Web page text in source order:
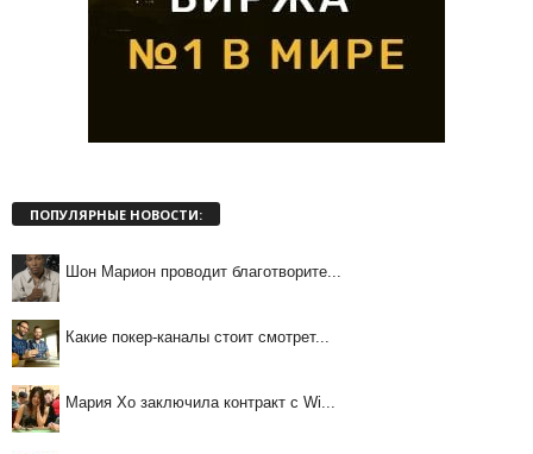
ПОПУЛЯРНЫЕ НОВОСТИ:
Шон Марион проводит благотворите...
Какие покер-каналы стоит смотрет...
Мария Хо заключила контракт с Wi...